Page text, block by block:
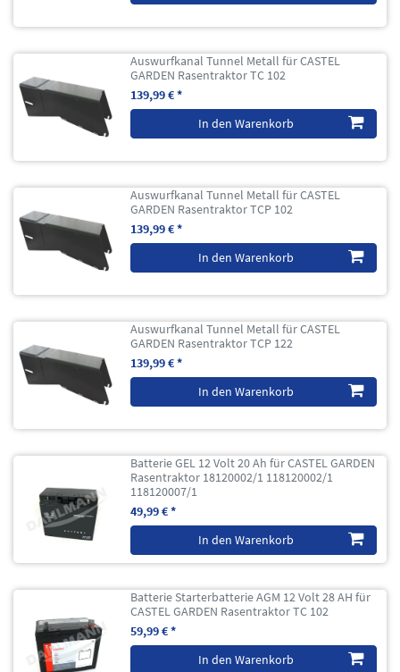
Auswurfkanal Tunnel Metall für CASTEL
GARDEN Rasentraktor TC 102
139,99 € *
In den Warenkorb
Auswurfkanal Tunnel Metall für CASTEL
GARDEN Rasentraktor TCP 102
139,99 € *
In den Warenkorb
Auswurfkanal Tunnel Metall für CASTEL
GARDEN Rasentraktor TCP 122
139,99 € *
In den Warenkorb
Batterie GEL 12 Volt 20 Ah für CASTEL GARDEN
Rasentraktor 18120002/1 118120002/1
118120007/1
49,99 € *
In den Warenkorb
Batterie Starterbatterie AGM 12 Volt 28 AH für
CASTEL GARDEN Rasentraktor TC 102
59,99 € *
In den Warenkorb